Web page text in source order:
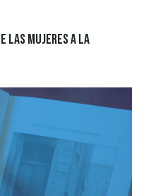
las mujeres a la